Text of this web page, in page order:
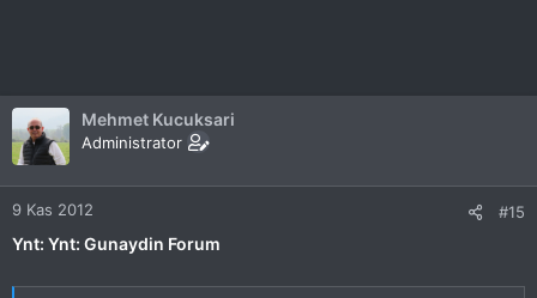
Mehmet Kucuksari
Administrator
9 Kas 2012 #15
Ynt: Ynt: Gunaydin Forum